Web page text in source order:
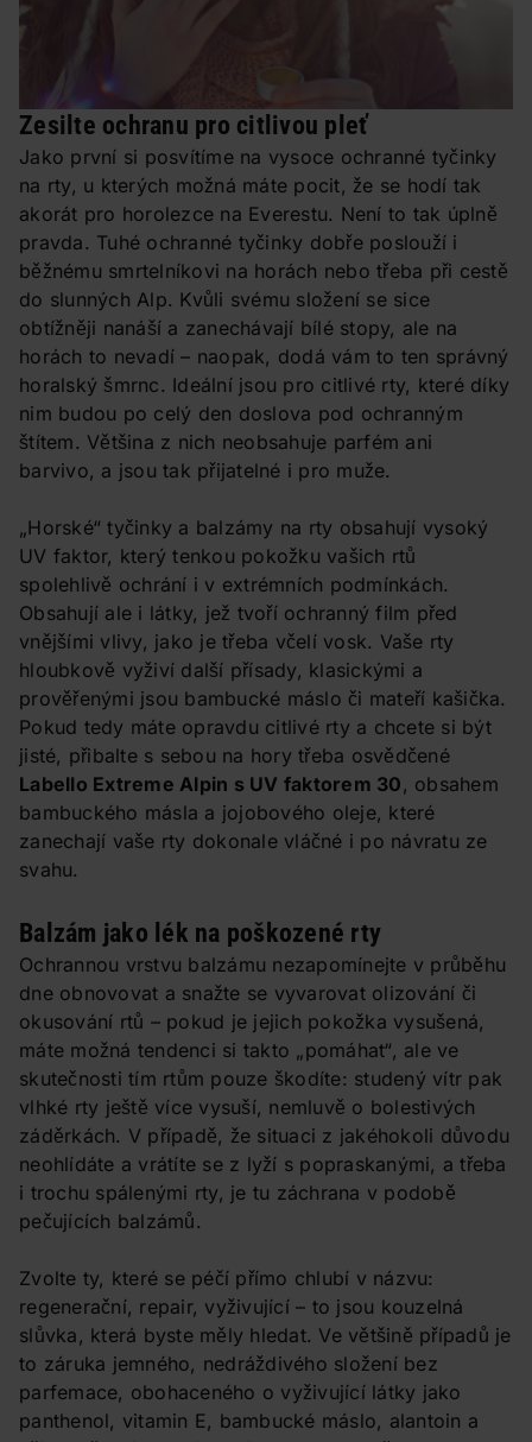
Zesilte ochranu pro citlivou pleť
Jako první si posvítíme na vysoce ochranné tyčinky
na rty, u kterých možná máte pocit, že se hodí tak
akorát pro horolezce na Everestu. Není to tak úplně
pravda. Tuhé ochranné tyčinky dobře poslouží i
běžnému smrtelníkovi na horách nebo třeba při cestě
do slunných Alp. Kvůli svému složení se sice
obtížněji nanáší a zanechávají bílé stopy, ale na
horách to nevadí – naopak, dodá vám to ten správný
horalský šmrnc. Ideální jsou pro citlivé rty, které díky
nim budou po celý den doslova pod ochranným
štítem. Většina z nich neobsahuje parfém ani
barvivo, a jsou tak přijatelné i pro muže.
„Horské“ tyčinky a balzámy na rty obsahují vysoký
UV faktor, který tenkou pokožku vašich rtů
spolehlivě ochrání i v extrémních podmínkách.
Obsahují ale i látky, jež tvoří ochranný film před
vnějšími vlivy, jako je třeba včelí vosk. Vaše rty
hloubkově vyživí další přísady, klasickými a
prověřenými jsou bambucké máslo či mateří kašička.
Pokud tedy máte opravdu citlivé rty a chcete si být
jisté, přibalte s sebou na hory třeba osvědčené
Labello Extreme Alpin s UV faktorem 30, obsahem
bambuckého másla a jojobového oleje, které
zanechají vaše rty dokonale vláčné i po návratu ze
svahu.
Balzám jako lék na poškozené rty
Ochrannou vrstvu balzámu nezapomínejte v průběhu
dne obnovovat a snažte se vyvarovat olizování či
okusování rtů – pokud je jejich pokožka vysušená,
máte možná tendenci si takto „pomáhat“, ale ve
skutečnosti tím rtům pouze škodíte: studený vítr pak
vlhké rty ještě více vysuší, nemluvě o bolestivých
záděrkách. V případě, že situaci z jakéhokoli důvodu
neohlídáte a vrátíte se z lyží s popraskanými, a třeba
i trochu spálenými rty, je tu záchrana v podobě
pečujících balzámů.
Zvolte ty, které se péčí přímo chlubí v názvu:
regenerační, repair, vyživující – to jsou kouzelná
slůvka, která byste měly hledat. Ve většině případů je
to záruka jemného, nedráždivého složení bez
parfemace, obohaceného o vyživující látky jako
panthenol, vitamin E, bambucké máslo, alantoin a